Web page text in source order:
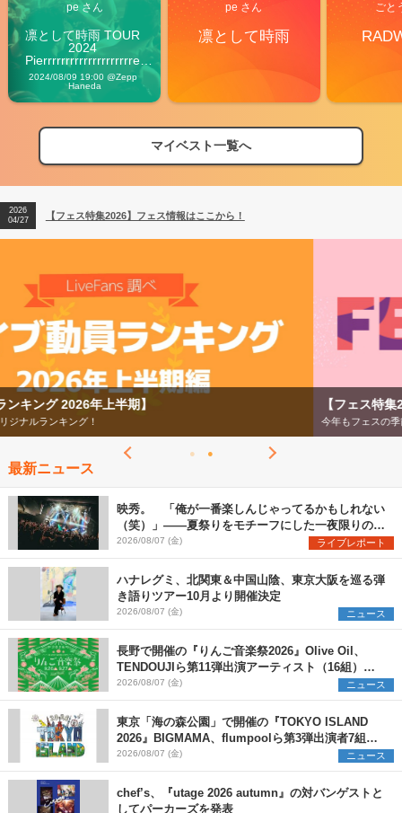
pe さん
凛として時雨 TOUR
2024
Pierrrrrrrrrrrrrrrrrrrre
Vibes
2024/08/09 19:00 @Zepp
Haneda
pe さん
凛として時雨
ごと
マイベスト一覧へ
【フェス特集2026】フェス情報はここから！
【ライブ動員ランキング】2026年上半期編発表！
2026
04/27
【フェス特集2026】フェス情報はここから！
2026
【フェス特集2026】
今年もフェスの季節がやってきた！
最新ニュース
映秀。 「俺が一番楽しんじゃってるかもしれない
（笑）」――夏祭りをモチーフにした一夜限りのス
ペシャルライブ『色祭』レポート
2026/08/07 (金) ライブレポート
ハナレグミ、北関東＆中国山陰、東京大阪を巡る弾
き語りツアー10月より開催決定
2026/08/07 (金) ニュース
長野で開催の『りんご音楽祭2026』Olive Oil、
TENDOUJIら第11弾出演アーティスト（16組）を
発表
2026/08/07 (金) ニュース
東京「海の森公園」で開催の『TOKYO ISLAND
2026』BIGMAMA、flumpoolら第3弾出演者7組を
発表 ワークショップ・アート出展者を募集
2026/08/07 (金) ニュース
chef’s、『utage 2026 autumn』の対バンゲストと
してパーカーズを発表